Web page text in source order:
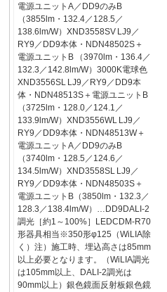
電源ユニットA／DD9のみB
（3855lm・132.4／128.5／
138.6lm/W）XND3558SV LJ9／
RY9／DD9本体・NDN48502S＋
電源ユニットB （3970lm・136.4／
132.3／142.8lm/W）3000K電球色
XND3556SL LJ9／RY9／DD9本
体・NDN48513S＋電源ユニットB
（3725lm・128.0／124.1／
133.9lm/W）XND3556WL LJ9／
RY9／DD9本体・NDN48513W＋
電源ユニットA／DD9のみB
（3740lm・128.5／124.6／
134.5lm/W）XND3558SL LJ9／
RY9／DD9本体・NDN48503S＋
電源ユニットB（3850lm・132.3／
128.3／138.4lm/W）…DD9DALI-2
調光［約1～100%］LEDCDM-R70
形器具相当※350形φ125（WiLIA除
く）注）施工時、埋込高さは85mm
以上必要となります。（WiLIA調光
は105mm以上、DALI-2調光は
90mm以上）銀色鏡面反射板銀色鏡